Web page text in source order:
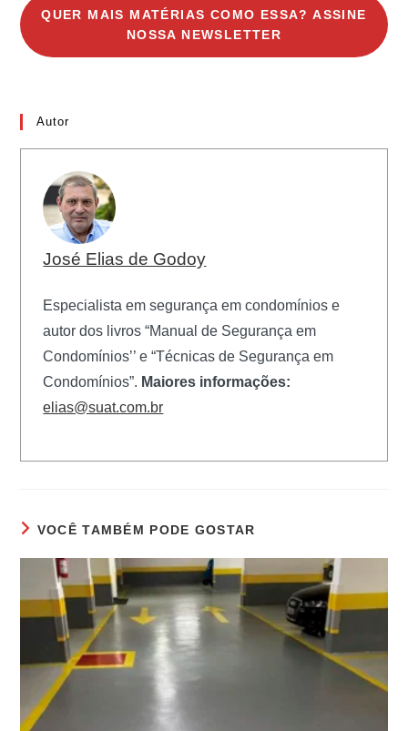
QUER MAIS MATÉRIAS COMO ESSA? ASSINE
NOSSA NEWSLETTER
Autor
José Elias de Godoy
Especialista em segurança em condomínios e
autor dos livros “Manual de Segurança em
Condomínios’’ e “Técnicas de Segurança em
Condomínios”. Maiores informações:
elias@suat.com.br
VOCÊ TAMBÉM PODE GOSTAR